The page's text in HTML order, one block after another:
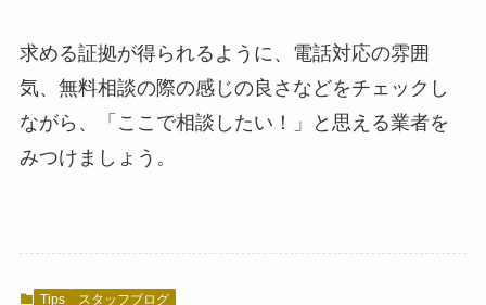
求める証拠が得られるように、電話対応の雰囲
気、無料相談の際の感じの良さなどをチェックし
ながら、「ここで相談したい！」と思える業者を
みつけましょう。
Tips スタッフブログ